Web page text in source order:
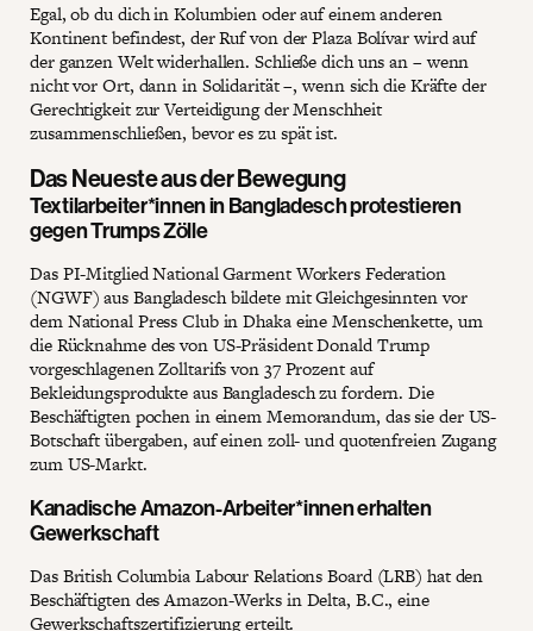
Egal, ob du dich in Kolumbien oder auf einem anderen
Kontinent befindest, der Ruf von der Plaza Bolívar wird auf
der ganzen Welt widerhallen. Schließe dich uns an – wenn
nicht vor Ort, dann in Solidarität –, wenn sich die Kräfte der
Gerechtigkeit zur Verteidigung der Menschheit
zusammenschließen, bevor es zu spät ist.
Das Neueste aus der Bewegung
Textilarbeiter*innen in Bangladesch protestieren
gegen Trumps Zölle
Das PI-Mitglied National Garment Workers Federation
(NGWF) aus Bangladesch bildete mit Gleichgesinnten vor
dem National Press Club in Dhaka eine Menschenkette, um
die Rücknahme des von US-Präsident Donald Trump
vorgeschlagenen Zolltarifs von 37 Prozent auf
Bekleidungsprodukte aus Bangladesch zu fordern. Die
Beschäftigten pochen in einem Memorandum, das sie der US-
Botschaft übergaben, auf einen zoll- und quotenfreien Zugang
zum US-Markt.
Kanadische Amazon-Arbeiter*innen erhalten
Gewerkschaft
Das British Columbia Labour Relations Board (LRB) hat den
Beschäftigten des Amazon-Werks in Delta, B.C., eine
Gewerkschaftszertifizierung erteilt.